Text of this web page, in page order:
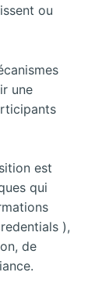
ou
une
est
qui
),
de